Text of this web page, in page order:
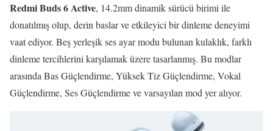
Redmi Buds 6 Active, 14.2mm dinamik sürücü birimi ile
donatılmış olup, derin baslar ve etkileyici bir dinleme deneyimi
vaat ediyor. Beş yerleşik ses ayar modu bulunan kulaklık, farklı
dinleme tercihlerini karşılamak üzere tasarlanmış. Bu modlar
arasında Bas Güçlendirme, Yüksek Tiz Güçlendirme, Vokal
Güçlendirme, Ses Güçlendirme ve varsayılan mod yer alıyor.